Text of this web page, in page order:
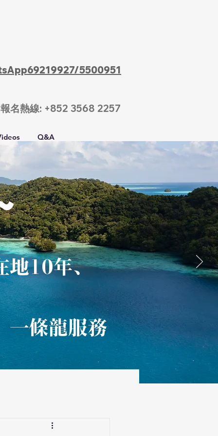
5500951
​報名熱線: +852 3568 2257
Q&A
地10年、
一條龍服務